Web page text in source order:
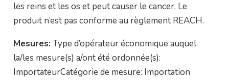
les reins et les os et peut causer le cancer. Le
produit n’est pas conforme au règlement REACH.
Mesures: Type d’opérateur économique auquel
la/les mesure(s) a/ont été ordonnée(s):
ImportateurCatégorie de mesure: Importation